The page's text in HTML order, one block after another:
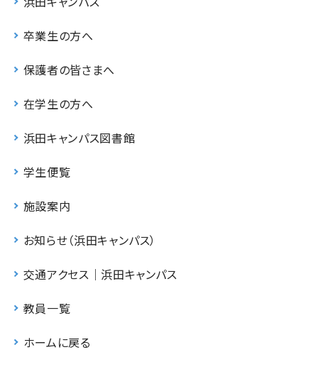
卒業生の方へ
保護者の皆さまへ
在学生の方へ
浜田キャンパス図書館
学生便覧
施設案内
お知らせ（浜田キャンパス）
交通アクセス｜浜田キャンパス
教員一覧
ホームに戻る